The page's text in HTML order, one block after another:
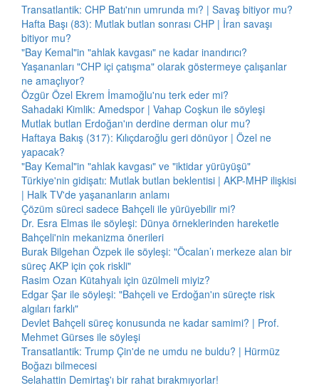
Transatlantik: CHP Batı'nın umrunda mı? | Savaş bitiyor mu?
Hafta Başı (83): Mutlak butlan sonrası CHP | İran savaşı
bitiyor mu?
"Bay Kemal"in "ahlak kavgası" ne kadar inandırıcı?
Yaşananları "CHP içi çatışma" olarak göstermeye çalışanlar
ne amaçlıyor?
Özgür Özel Ekrem İmamoğlu'nu terk eder mi?
Sahadaki Kimlik: Amedspor | Vahap Coşkun ile söyleşi
Mutlak butlan Erdoğan'ın derdine derman olur mu?
Haftaya Bakış (317): Kılıçdaroğlu geri dönüyor | Özel ne
yapacak?
"Bay Kemal"in "ahlak kavgası" ve "iktidar yürüyüşü"
Türkiye'nin gidişatı: Mutlak butlan beklentisi | AKP-MHP ilişkisi
| Halk TV'de yaşananların anlamı
Çözüm süreci sadece Bahçeli ile yürüyebilir mi?
Dr. Esra Elmas ile söyleşi: Dünya örneklerinden hareketle
Bahçeli'nin mekanizma önerileri
Burak Bilgehan Özpek ile söyleşi: "Öcalan’ı merkeze alan bir
süreç AKP için çok riskli"
Rasim Ozan Kütahyalı için üzülmeli miyiz?
Edgar Şar ile söyleşi: "Bahçeli ve Erdoğan'ın süreçte risk
algıları farklı"
Devlet Bahçeli süreç konusunda ne kadar samimi? | Prof.
Mehmet Gürses ile söyleşi
Transatlantik: Trump Çin'de ne umdu ne buldu? | Hürmüz
Boğazı bilmecesi
Selahattin Demirtaş'ı bir rahat bırakmıyorlar!